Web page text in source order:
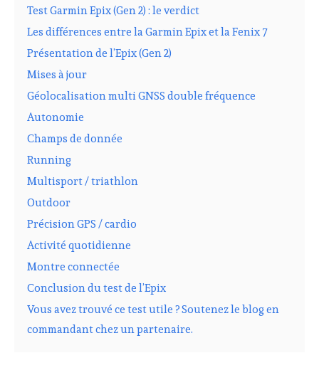
Test Garmin Epix (Gen 2) : le verdict
Les différences entre la Garmin Epix et la Fenix 7
Présentation de l’Epix (Gen 2)
Mises à jour
Géolocalisation multi GNSS double fréquence
Autonomie
Champs de donnée
Running
Multisport / triathlon
Outdoor
Précision GPS / cardio
Activité quotidienne
Montre connectée
Conclusion du test de l’Epix
Vous avez trouvé ce test utile ? Soutenez le blog en
commandant chez un partenaire.